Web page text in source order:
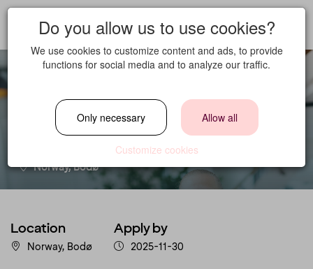
Sous Chef
Norway, Bodø
Location
Norway, Bodø
Apply by
2025-11-30
Do you allow us to use cookies?
We use cookies to customize content and ads, to provide
functions for social media and to analyze our traffic.
Only necessary Allow all
Customize cookies